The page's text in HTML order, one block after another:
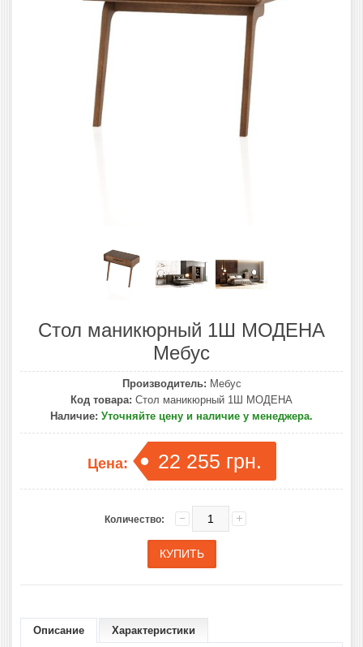
Стол маникюрный 1Ш МОДЕНА
Мебус
Производитель: Мебус
Код товара: Стол маникюрный 1Ш МОДЕНА
Наличие: Уточняйте цену и наличие у менеджера.
Цена: 22 255 грн.
Количество:
Описание Характеристики